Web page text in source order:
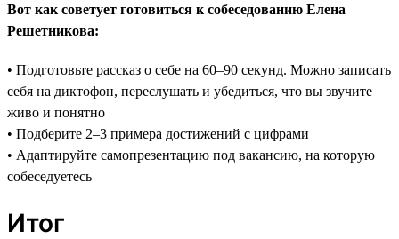
Вот как советует готовиться к собеседованию Елена
Решетникова:
• Подготовьте рассказ о себе на 60–90 секунд. Можно записать
себя на диктофон, переслушать и убедиться, что вы звучите
живо и понятно
• Подберите 2–3 примера достижений с цифрами
• Адаптируйте самопрезентацию под вакансию, на которую
собеседуетесь
Итог